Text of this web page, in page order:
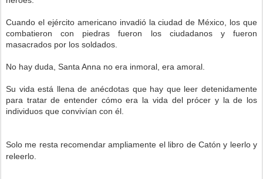
Cuando el ejército americano invadió la ciudad de México, los que
combatieron con piedras fueron los ciudadanos y fueron
masacrados por los soldados.
No hay duda, Santa Anna no era inmoral, era amoral.
Su vida está llena de anécdotas que hay que leer detenidamente
para tratar de entender cómo era la vida del prócer y la de los
individuos que convivían con él.
Solo me resta recomendar ampliamente el libro de Catón y leerlo y
releerlo.